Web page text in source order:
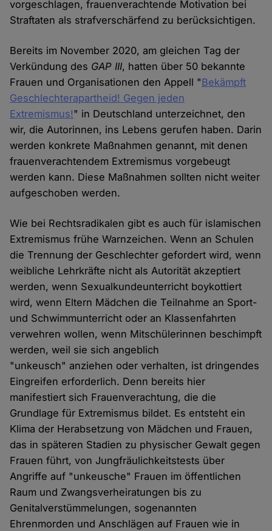
vorgeschlagen, frauenverachtende Motivation bei
Straftaten als strafverschärfend zu berücksichtigen.
Bereits im November 2020, am gleichen Tag der
Verkündung des GAP III, hatten über 50 bekannte
Frauen und Organisationen den Appell "Bekämpft
Geschlechterapartheid! Gegen jeden
Extremismus!" in Deutschland unterzeichnet, den
wir, die Autorinnen, ins Lebens gerufen haben. Darin
werden konkrete Maßnahmen genannt, mit denen
frauenverachtendem Extremismus vorgebeugt
werden kann. Diese Maßnahmen sollten nicht weiter
aufgeschoben werden.
Wie bei Rechtsradikalen gibt es auch für islamischen
Extremismus frühe Warnzeichen. Wenn an Schulen
die Trennung der Geschlechter gefordert wird, wenn
weibliche Lehrkräfte nicht als Autorität akzeptiert
werden, wenn Sexualkundeunterricht boykottiert
wird, wenn Eltern Mädchen die Teilnahme an Sport-
und Schwimmunterricht oder an Klassenfahrten
verwehren wollen, wenn Mitschülerinnen beschimpft
werden, weil sie sich angeblich
"unkeusch" anziehen oder verhalten, ist dringendes
Eingreifen erforderlich. Denn bereits hier
manifestiert sich Frauenverachtung, die die
Grundlage für Extremismus bildet. Es entsteht ein
Klima der Herabsetzung von Mädchen und Frauen,
das in späteren Stadien zu physischer Gewalt gegen
Frauen führt, von Jungfräulichkeitstests über
Angriffe auf "unkeusche" Frauen im öffentlichen
Raum und Zwangsverheiratungen bis zu
Genitalverstümmelungen, sogenannten
Ehrenmorden und Anschlägen auf Frauen wie in